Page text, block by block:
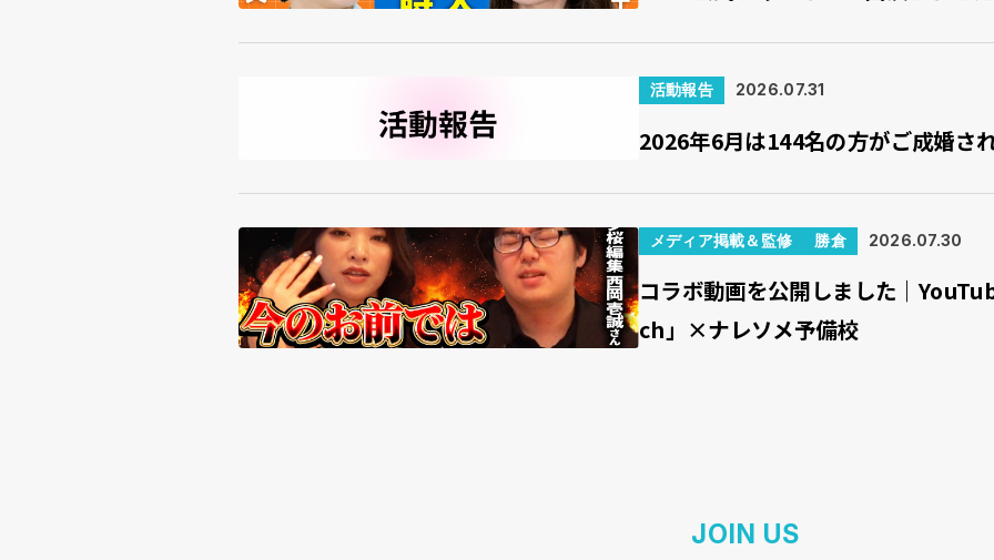
活動報告 2026.07.31
2026年6月は144名の方がご成婚さ
メディア掲載＆監修 勝倉 2026.07.30
コラボ動画を公開しました｜
ch」×ナレソメ予備校
JOIN US